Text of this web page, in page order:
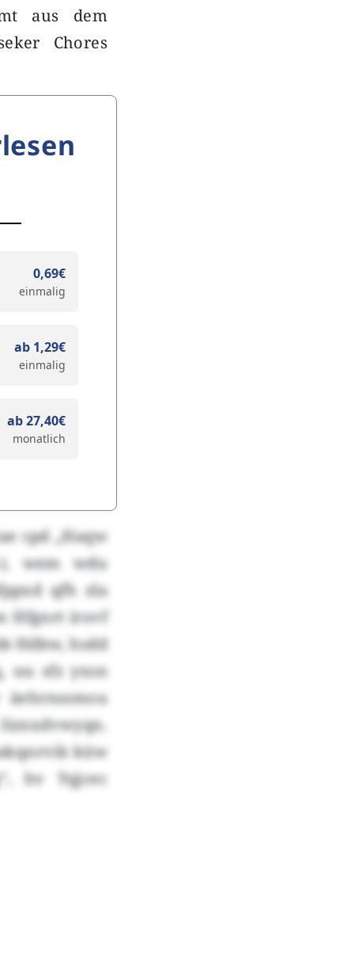
aus dem
Chores
0,69€
einmalig
ab 1,29€
einmalig
ab 27,40€
monatlich
cpd „Haqw
wem wdu
qfh zla
Hfgnrt irovf
Hdkw, hsdd
uu sfz yxsn
küw
hv Yqjcec